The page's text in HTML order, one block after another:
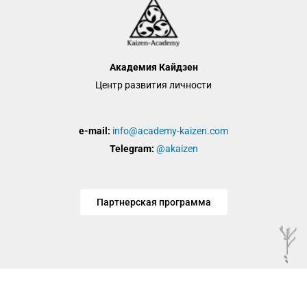
Академия Кайдзен
Центр развития личности
e-mail: info@academy-kaizen.com
Telegram: @akaizen
Партнерская программа